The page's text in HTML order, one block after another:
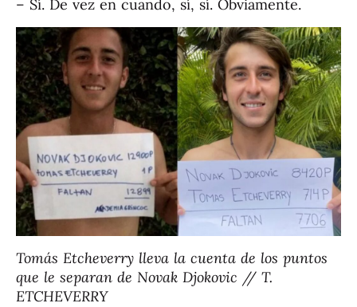
– Sí. De vez en cuando, sí, sí. Obviamente.
Tomás Etcheverry lleva la cuenta de los puntos
que le separan de Novak Djokovic // T.
ETCHEVERRY